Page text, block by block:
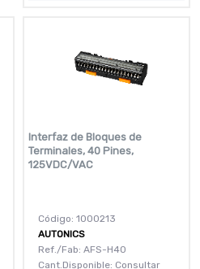
Interfaz de Bloques de
Terminales, 40 Pines,
125VDC/VAC
Código: 1000213
AUTONICS
Ref./Fab: AFS-H40
Cant.Disponible: Consultar